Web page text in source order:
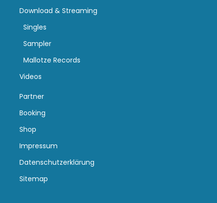
Download & Streaming
Singles
Sampler
Mallotze Records
Videos
Partner
Booking
Shop
Impressum
Datenschutzerklärung
Sitemap